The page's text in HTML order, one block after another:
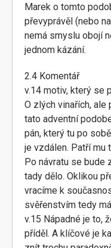
Marek o tomto
převyprávěl (nebo
nemá smyslu obojí
jednom kázání.
2.4 Komentář
v.14 motiv, který se
O zlých vinařích, ale
tato adventní
pán, který tu po
je vzdálen. Patří mu
Po návratu se bude
tady dělo. Oklikou
vracíme k
svěřenstvím tedy
v.15 Nápadné je to,
příděl. A klíčové je